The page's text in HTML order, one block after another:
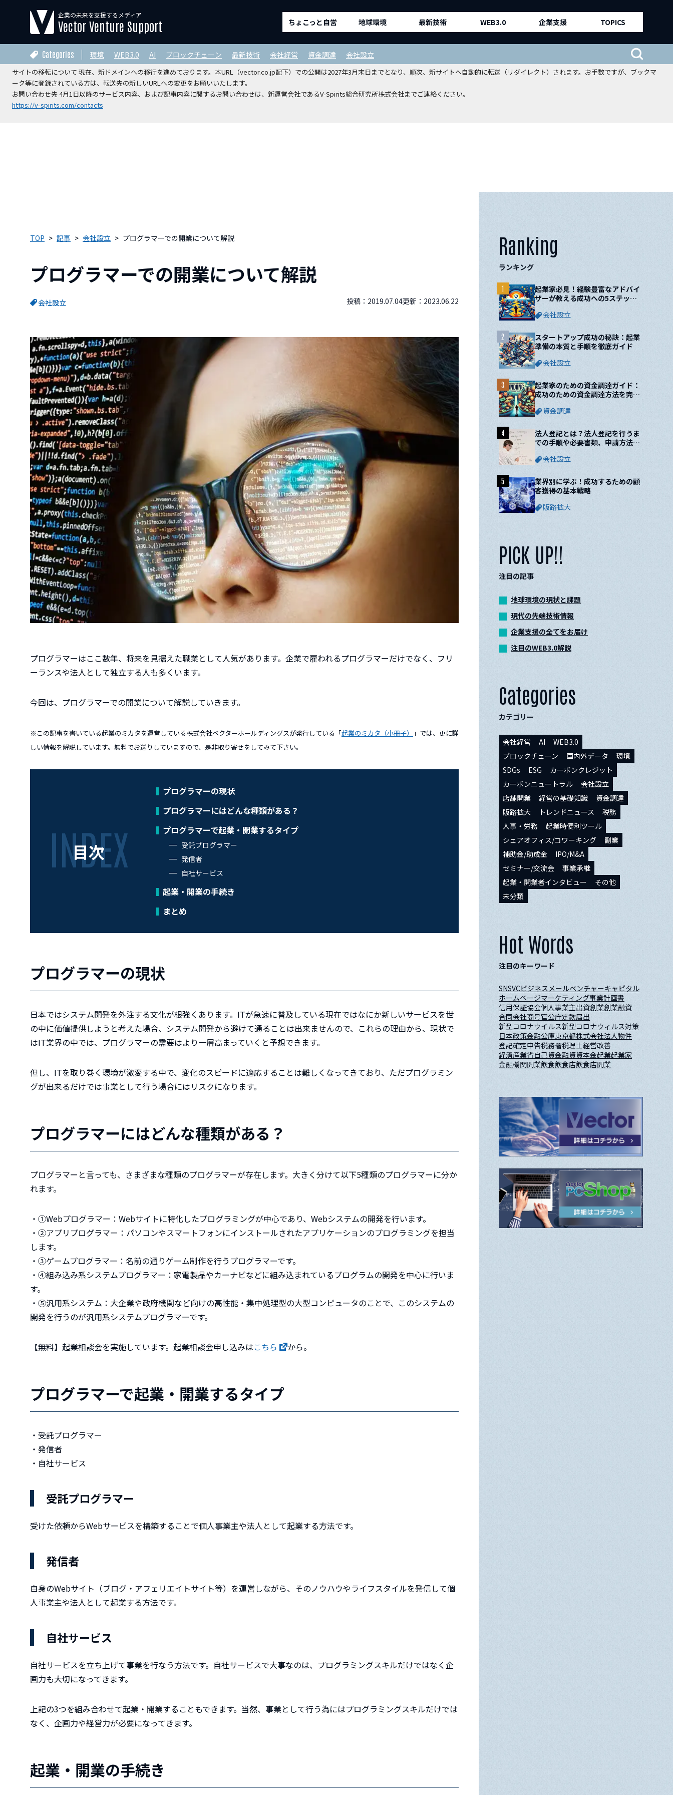
【運営会社変更のお知らせ】
2026年4月1日をもちまして、本サイトの運営は株式会社ベクターホールディングスホールディングスから
V-Spirits総合研究所株式会社
サイトの移転について 現在、新ドメインへの移行を進めております。本URL（vector.co.jp配下）での公開は2027年3月末日までとなり、順次、新サイトへ自動的に転送（リダイレクト）されます。お手数ですが、ブックマ
ーク等に登録されている方は、転送先の新しいURLへの変更をお願いいたします。
お問い合わせ先 4月1日以降のサービス内容、および記事内容に関するお問い合わせは、新運営会社であるV-Spirits総合研究所株式会社までご連絡ください。
https://v-spirits.com/contacts
企業の未来を支援するメディア
Vector Venture Support ちょこっと自営 地球環境 最新技術 WEB3.0 企業支援 TOPICS
Categories 環境 WEB3.0 AI ブロックチェーン 最新技術 会社経営 資金調達 会社設立
TOP 記事 会社設立 プログラマーでの開業について解説
プログラマーでの開業について解説
会社設立 投稿： 2019.07.04更新： 2023.06.22
プログラマーはここ数年、将来を見据えた職業として人気があります。企業で雇われるプログラマーだけでなく、フリ
ーランスや法人として独立する人も多くいます。
今回は、プログラマーでの開業について解説していきます。
※この記事を書いている起業のミカタを運営している株式会社ベクターホールディングスが発行している「起業のミカタ（小冊子）
」では、更に詳
しい情報を解説しています。無料でお送りしていますので、是非取り寄せをしてみて下さい。
目次
プログラマーの現状
プログラマーにはどんな種類がある？
プログラマーで起業・開業するタイプ
受託プログラマー
発信者
自社サービス
起業・開業の手続き
まとめ
プログラマーの現状
日本ではシステム開発を外注する文化が根強くあります。ITが急速に普及している現在ではなにか新しいサービスを世
の中に価値提供しようと考えた場合、システム開発から避けて通ることは出来ませんので、これらの理由から、現状で
はIT業界の中では、プログラマーの需要はより一層高まっていくと予想できます。
但し、ITを取り巻く環境が激変する中で、変化のスピードに適応することは難しくなってきており、ただプログラミン
グが出来るだけでは事業として行う場合にはリスクになります。
プログラマーにはどんな種類がある？
プログラマーと言っても、さまざまな種類のプログラマーが存在します。大きく分けて以下5種類のプログラマーに分か
れます。
・①Webプログラマー：Webサイトに特化したプログラミングが中心であり、Webシステムの開発を行います。
・②アプリプログラマー：パソコンやスマートフォンにインストールされたアプリケーションのプログラミングを担当
します。
・③ゲームプログラマー：名前の通りゲーム制作を行うプログラマーです。
・④組み込み系システムプログラマー：家電製品やカーナビなどに組み込まれているプログラムの開発を中心に行いま
す。
・⑤汎用系システム：大企業や政府機関など向けの高性能・集中処理型の大型コンピュータのことで、このシステムの
開発を行うのが汎用系システムプログラマーです。
【無料】起業相談会を実施しています。起業相談会申し込みはこちら から。
プログラマーで起業・開業するタイプ
・受託プログラマー
・発信者
・自社サービス
受託プログラマー
受けた依頼からWebサービスを構築することで個人事業主や法人として起業する方法です。
発信者
自身のWebサイト（ブログ・アフェリエイトサイト等）を運営しながら、そのノウハウやライフスタイルを発信して個
人事業主や法人として起業する方法です。
自社サービス
自社サービスを立ち上げて事業を行なう方法です。自社サービスで大事なのは、プログラミングスキルだけではなく企
画力も大切になってきます。
上記の3つを組み合わせて起業・開業することもできます。当然、事業として行う為にはプログラミングスキルだけでは
なく、企画力や経営力が必要になってきます。
起業・開業の手続き
Ranking
ランキング
起業家必見！経験豊富なアドバイ
ザーが教える成功への5ステップ
会社設立
1
スタートアップ成功の秘訣：起業
準備の本質と手順を徹底ガイド
会社設立
2
起業家のための資金調達ガイド：
成功のための資金調達方法を完全
資金調達
3
法人登記とは？法人登記を行うま
での手順や必要書類、申請方法に
会社設立
4
業界別に学ぶ！成功するための顧
客獲得の基本戦略
販路拡大
5
PICK UP!!
注目の記事
地球環境の現状と課題
現代の先端技術情報
企業支援の全てをお届け
注目のWEB3.0解説
Categories
カテゴリー
会社経営 AI
WEB3.0
ブロックチェーン
国内外データ
環境
SDGs
ESG
カーボンクレジット
カーボンニュートラル
会社設立
店舗開業
経営の基礎知識
資金調達
販路拡大
トレンドニュース
税務
人事・労務
起業時便利ツール
シェアオフィス/コワーキング
副業
補助金/助成金
IPO/M&A
セミナー/交流会
事業承継
起業・開業者インタビュー
その他
未分類
Hot Words
注目のキーワード
SNSVCビジネスメールベンチャーキャピタル
ホームページマーケティング事業計画書
信用保証協会個人事業主出資創業創業融資
合同会社商号官公庁定款届出
新型コロナウイルス新型コロナウィルス対策
日本政策金融公庫東京都株式会社法人物件
登記確定申告税務署税理士経営改善
経済産業省自己資金融資資本金起業起業家
金融機関開業飲食飲食店飲食店開業